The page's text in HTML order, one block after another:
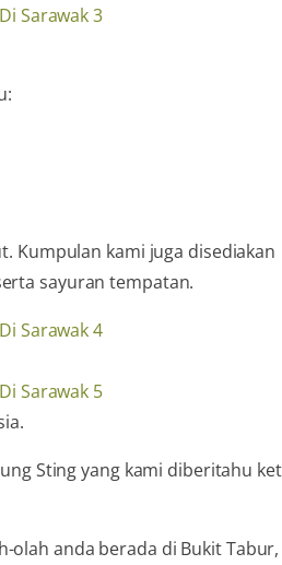
Kumpulan kami juga disediakan
sayuran tempatan.
Sting yang kami diberitahu
olah anda berada di Bukit Tabur,